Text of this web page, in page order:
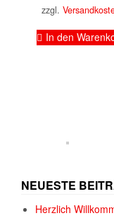
zzgl.
In den
NEUESTE
Herzlich